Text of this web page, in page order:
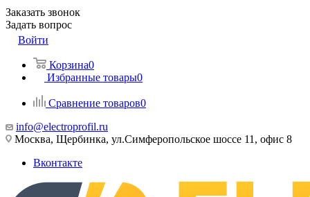
Заказать звонок
Задать вопрос
Войти
Корзина0
Избранные товары0
Сравнение товаров0
info@electroprofil.ru
Москва, Щербинка, ул.Симферопольское шоссе 11, офис 8
Вконтакте